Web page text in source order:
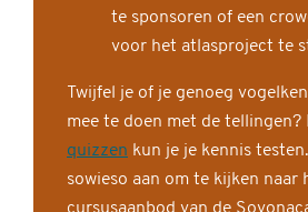
te sponsoren of een
voor het atlasproject te
Twijfel je of je genoeg
mee te doen met de tellingen?
quizzen kun je je kennis
sowieso aan om te kijken naar